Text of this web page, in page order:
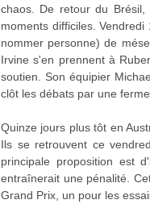
chaos. De retour du
moments difficiles.
nommer personne) de
Irvine s'en prennent à
soutien. Son équipier
clôt les débats par une
Quinze jours plus tôt en
Ils se retrouvent ce
principale proposition est
entraînerait une pénalité.
Grand Prix, un pour les